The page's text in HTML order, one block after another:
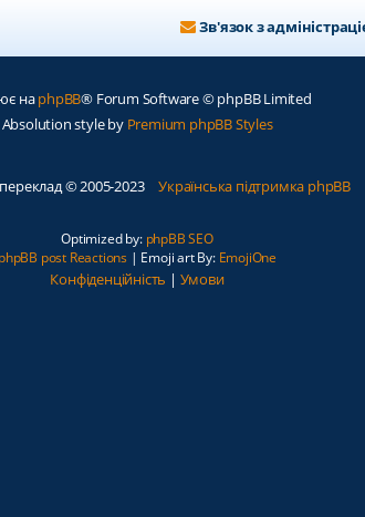
Зв'язок з
наphpBB® Forum Software © phpBB Limited
Absolution style by Premium phpBB Styles
© 2005-2023 Українська підтримка phpBB
Optimized by: phpBB SEO
phpBB post Reactions| Emoji art By: EmojiOne
Конфіденційність | Умови